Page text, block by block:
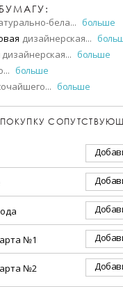
бела... больше
дизайнерская...
дизайнерская... больше
... больше
... больше
№1
№2